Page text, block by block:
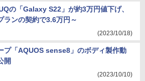
の「Galaxy S22」が約3万円値下げ、
ランの契約で3.6万円～
(2023/10/18)
プ「AQUOS sense8」のボディ製作動
開
(2023/10/10)